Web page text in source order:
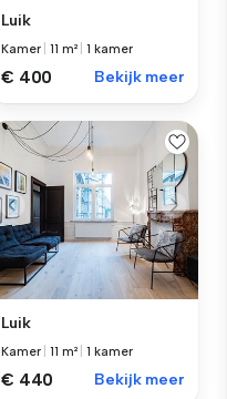
Luik
Kamer |11 m² |1 kamer
€ 400 Bekijk meer
Luik
Kamer |11 m² |1 kamer
€ 440 Bekijk meer